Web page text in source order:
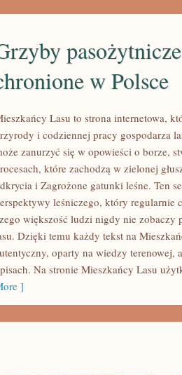
w Polsce
Lasu to strona internetowa,
i codziennej pracy gospodarza
zanurzyć się w opowieści o borze,
które zachodzą w zielonej
i Zagrożone gatunki leśne. Ten
leśniczego, który regularnie
większość ludzi nigdy nie zobaczy
Dzięki temu każdy tekst na
oparty na wiedzy terenowej,
Na stronie Mieszkańcy Lasu
]